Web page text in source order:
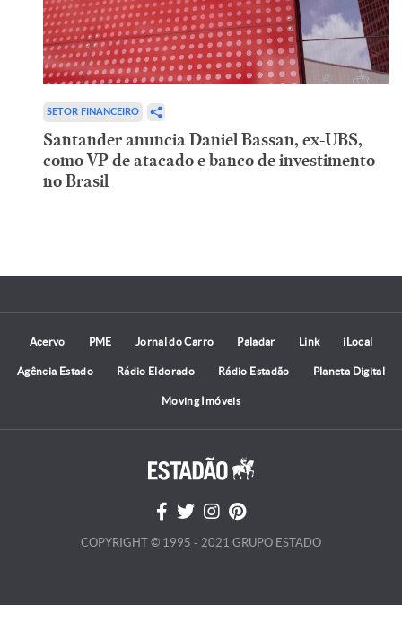
SETOR FINANCEIRO
Santander anuncia Daniel Bassan, ex-UBS,
como VP de atacado e banco de investimento
no Brasil
Acervo PME Jornal do Carro Paladar Link iLocal
Agência Estado Rádio Eldorado Rádio Estadão Planeta Digital
Moving Imóveis
COPYRIGHT © 1995 - 2021 GRUPO ESTADO